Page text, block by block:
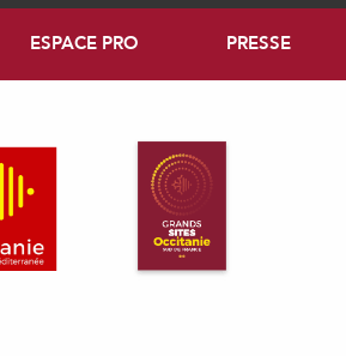
ESPACE PRO PRESSE